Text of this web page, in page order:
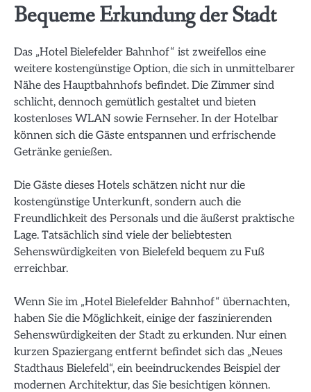
Bequeme Erkundung der Stadt
Das „Hotel Bielefelder Bahnhof“ ist zweifellos eine
weitere kostengünstige Option, die sich in unmittelbarer
Nähe des Hauptbahnhofs befindet. Die Zimmer sind
schlicht, dennoch gemütlich gestaltet und bieten
kostenloses WLAN sowie Fernseher. In der Hotelbar
können sich die Gäste entspannen und erfrischende
Getränke genießen.
Die Gäste dieses Hotels schätzen nicht nur die
kostengünstige Unterkunft, sondern auch die
Freundlichkeit des Personals und die äußerst praktische
Lage. Tatsächlich sind viele der beliebtesten
Sehenswürdigkeiten von Bielefeld bequem zu Fuß
erreichbar.
Wenn Sie im „Hotel Bielefelder Bahnhof“ übernachten,
haben Sie die Möglichkeit, einige der faszinierenden
Sehenswürdigkeiten der Stadt zu erkunden. Nur einen
kurzen Spaziergang entfernt befindet sich das „Neues
Stadthaus Bielefeld“, ein beeindruckendes Beispiel der
modernen Architektur, das Sie besichtigen können.